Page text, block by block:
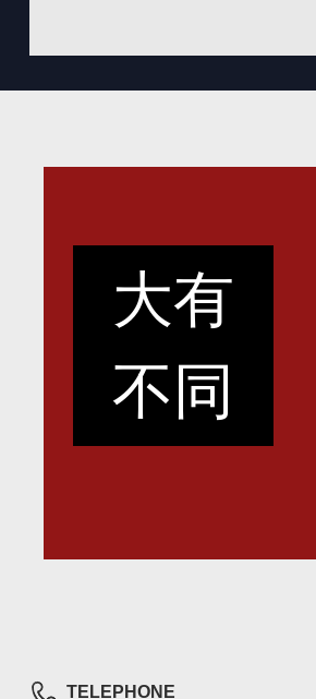
大有
不同
TELEPHONE